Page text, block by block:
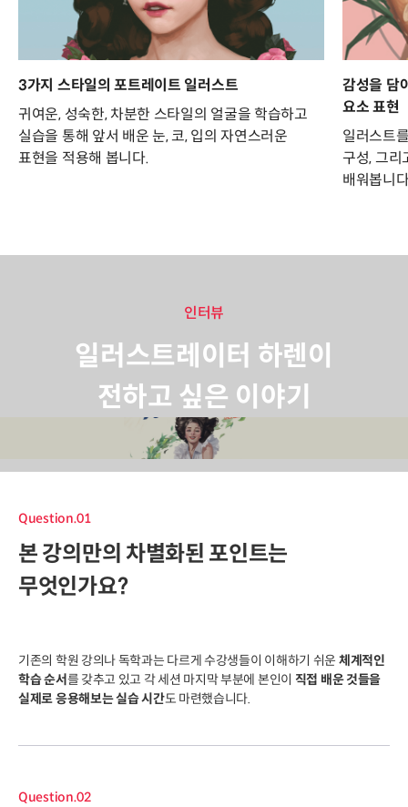
3가지 스타일의 포트레이트 일러스트
귀여운, 성숙한, 차분한 스타일의 얼굴을 학습하고
실습을 통해 앞서 배운 눈, 코, 입의 자연스러운
표현을 적용해 봅니다.
감성을 담
요소 표현
일러스트
구성, 그리
배워봅니
인터뷰
일러스트레이터 하렌이
전하고 싶은 이야기
Question.01
본 강의만의 차별화된 포인트는
무엇인가요?
기존의 학원 강의나 독학과는 다르게 수강생들이 이해하기 쉬운 체계적인
학습 순서를 갖추고 있고 각 세션 마지막 부분에 본인이 직접 배운 것들을
실제로 응용해보는 실습 시간도 마련했습니다.
Question.02